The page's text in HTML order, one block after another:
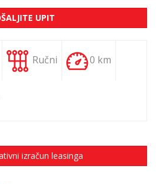
UPIT
Ručni 0 km
izračun leasinga